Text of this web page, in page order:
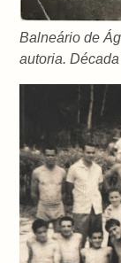
Balneário de
autoria.